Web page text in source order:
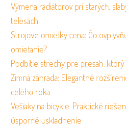
Výmena radiátorov pri starých,
telesách
Strojove omietky cena: Čo
omietanie?
Podbitie strechy pre presah,
Zimná záhrada: Elegantné
celého roka
Vešiaky na bicykle: Praktické
úsporné uskladnenie